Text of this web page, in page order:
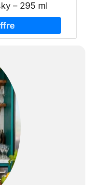
et cocktails
vaisselle (6,
– 295 ml